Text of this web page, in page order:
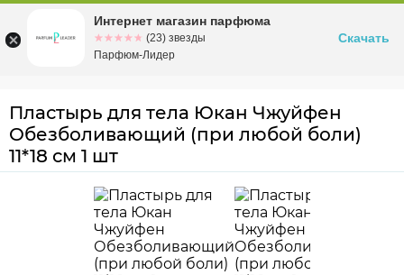
Омскул. Заозерная, 11, к. 1
Пластырь для тела Юкан Чжуйфен
Обезболивающий (при любой боли)
11*18 см 1 шт
Интернет магазин парфюма
☆☆☆☆☆
★★★★★ (23) звезды
Парфюм-Лидер
Скачать